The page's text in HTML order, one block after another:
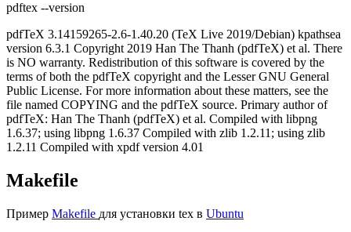
pdftex --version
pdfTeX 3.14159265-2.6-1.40.20 (TeX Live 2019/Debian) kpathsea
version 6.3.1 Copyright 2019 Han The Thanh (pdfTeX) et al. There
is NO warranty. Redistribution of this software is covered by the
terms of both the pdfTeX copyright and the Lesser GNU General
Public License. For more information about these matters, see the
file named COPYING and the pdfTeX source. Primary author of
pdfTeX: Han The Thanh (pdfTeX) et al. Compiled with libpng
1.6.37; using libpng 1.6.37 Compiled with zlib 1.2.11; using zlib
1.2.11 Compiled with xpdf version 4.01
Makefile
Пример Makefile для установки tex в Ubuntu